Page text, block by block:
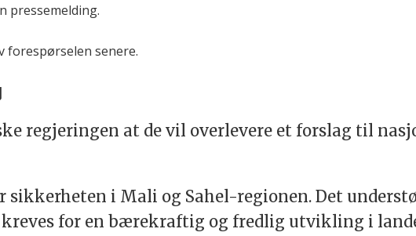
pressemelding.
forespørselen senere.
regjeringen at de vil overlevere et forslag til
sikkerheten i Mali og Sahel-regionen. Det
for en bærekraftig og fredlig utvikling i